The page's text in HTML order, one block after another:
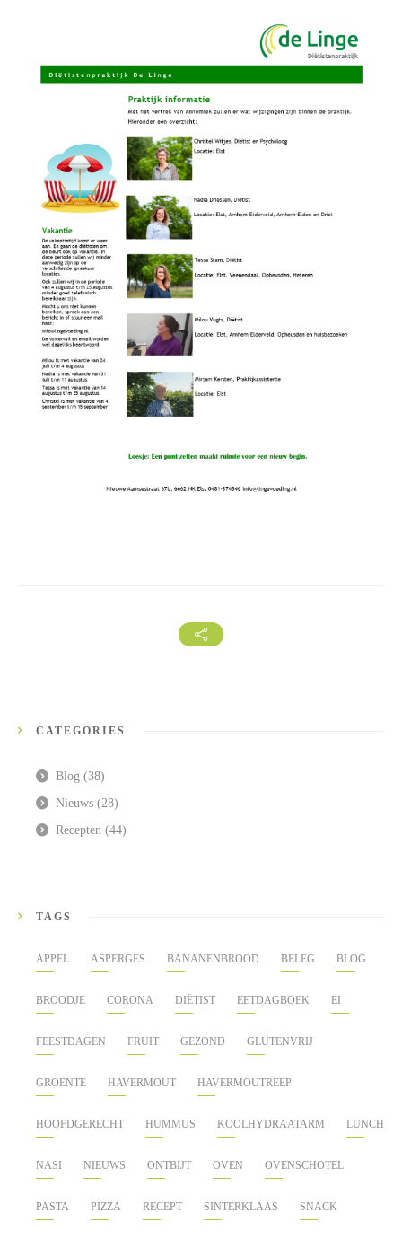
CATEGORIES
Blog (38)
Nieuws (28)
Recepten (44)
TAGS
APPEL ASPERGES BANANENBROOD BELEG BLOG
BROODJE CORONA DIËTIST EETDAGBOEK EI
FEESTDAGEN FRUIT GEZOND GLUTENVRIJ
GROENTE HAVERMOUT HAVERMOUTREEP
HOOFDGERECHT HUMMUS KOOLHYDRAATARM LUNCH
NASI NIEUWS ONTBIJT OVEN OVENSCHOTEL
PASTA PIZZA RECEPT SINTERKLAAS SNACK